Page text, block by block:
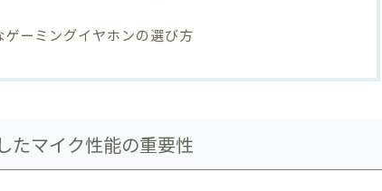
ーミングイヤホンの選び方
たマイク性能の重要性